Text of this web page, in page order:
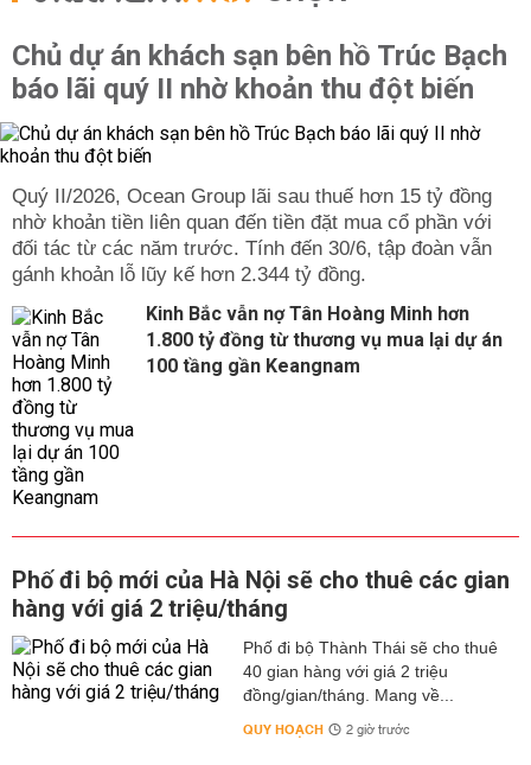
Chủ dự án khách sạn bên hồ Trúc Bạch
báo lãi quý II nhờ khoản thu đột biến
Quý II/2026, Ocean Group lãi sau thuế hơn 15 tỷ đồng
nhờ khoản tiền liên quan đến tiền đặt mua cổ phần với
đối tác từ các năm trước. Tính đến 30/6, tập đoàn vẫn
gánh khoản lỗ lũy kế hơn 2.344 tỷ đồng.
Kinh Bắc vẫn nợ Tân Hoàng Minh hơn
1.800 tỷ đồng từ thương vụ mua lại dự án
100 tầng gần Keangnam
Phố đi bộ mới của Hà Nội sẽ cho thuê các gian
hàng với giá 2 triệu/tháng
Phố đi bộ Thành Thái sẽ cho thuê
40 gian hàng với giá 2 triệu
đồng/gian/tháng. Mang về...
QUY HOẠCH 2 giờ trước